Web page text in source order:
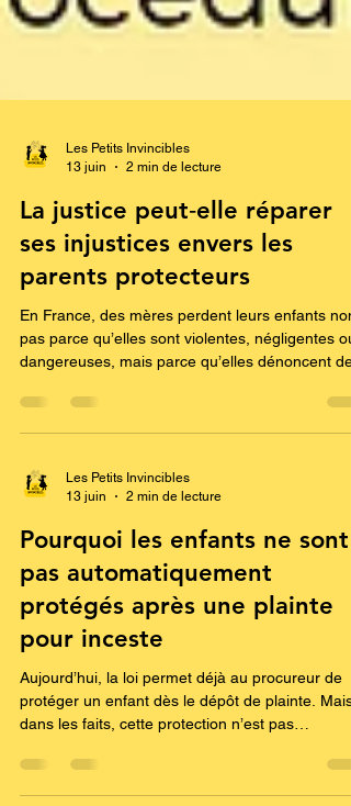
Les Petits Invincibles
13 juin
2 min de lecture
La justice peut‑elle réparer
ses injustices envers les
parents protecteurs
En France, des mères perdent leurs enfants non
Alerter. Protéger. Refuser de se taire. Ce
confirmé par plusieurs décisions de la Cour
européenne des droits de l’homme, suit toujours
la même logique. Quand une mère alerte, elle
devient suspecte Lorsqu’une mère signale des
violences — y compri
Les Petits Invincibles
13 juin
2 min de lecture
Pourquoi les enfants ne sont
pas automatiquement
protégés après une plainte
pour inceste
Aujourd’hui, la loi permet déjà au procureur de